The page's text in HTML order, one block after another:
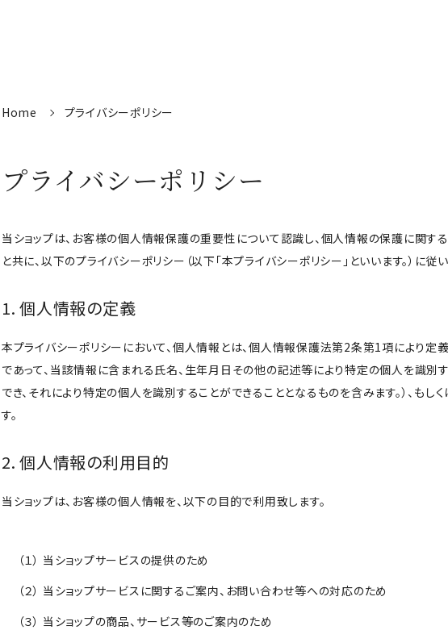
Home プライバシーポリシー
プライバシーポリシー
当ショップは、お客様の個人情報保護の重要性について認識し、個人情報の保護に関する
と共に、以下のプライバシーポリシー（以下「本プライバシーポリシー」といいます。）に
1. 個人情報の定義
本プライバシーポリシーにおいて、個人情報とは、個人情報保護法第2条第1項により定
であって、当該情報に含まれる氏名、生年月日その他の記述等により特定の個人を識別
でき、それにより特定の個人を識別することができることとなるものを含みます。）、も
す。
2. 個人情報の利用目的
当ショップは、お客様の個人情報を、以下の目的で利用致します。
（１） 当ショップサービスの提供のため
（２） 当ショップサービスに関するご案内、お問い合わせ等への対応のため
（３） 当ショップの商品、サービス等のご案内のため